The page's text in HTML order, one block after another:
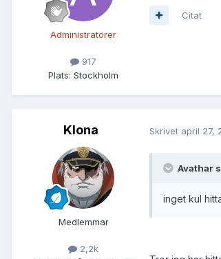
Administratörer
917
Plats: Stockholm
Citat
Klona
Medlemmar
2,2k
Skrivet april 27,
Avathar
inget kul